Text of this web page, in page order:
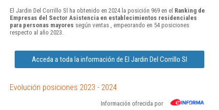
El Jardin Del Corrillo Sl ha obtenido en 2024 la posición 969 en el Ranking de
Empresas del Sector Asistencia en establecimientos residenciales
para personas mayores según ventas , empeorando en 54 posiciones
respecto al año 2023.
Acceda a toda la información de El Jardin Del Corrillo Sl
Evolución posiciones 2023 - 2024
Información ofrecida por